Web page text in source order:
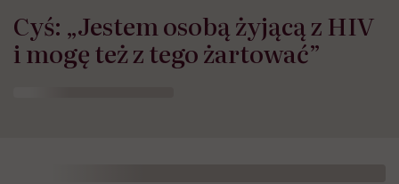
Cyś: „Jestem osobą żyjącą z HIV
i mogę też z tego żartować”